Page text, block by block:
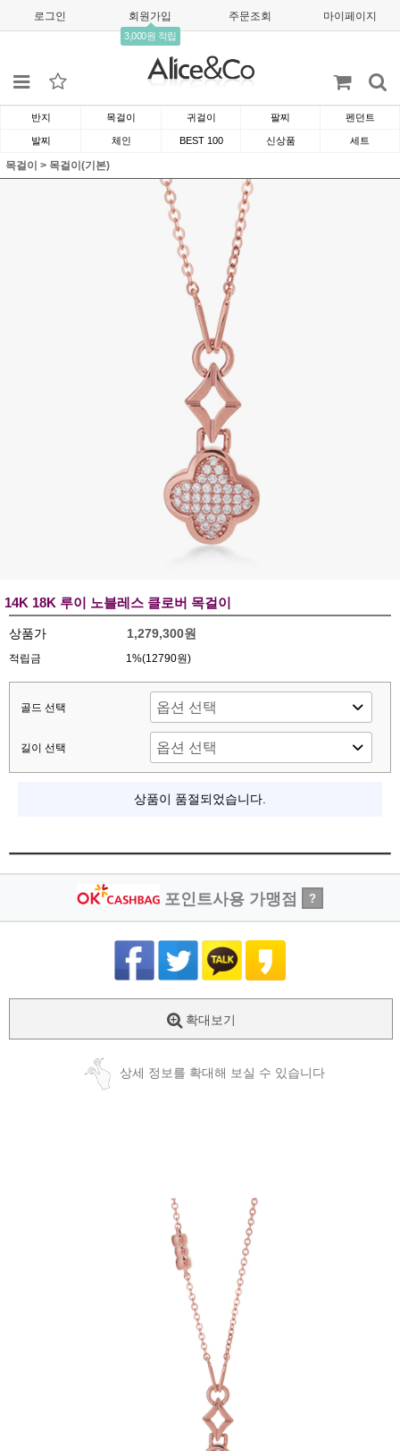
로그인 회원가입
3,000원 적립
주문조회 마이페이지
반지 목걸이 귀걸이 팔찌 펜던트
발찌 체인 BEST 100 신상품 세트
목걸이 > 목걸이(기본)
14K 18K 루이 노블레스 클로버 목걸이
상품가 1,279,300원
적립금 1%(12790원)
골드 선택
길이 선택
상품이 품절되었습니다.
포인트사용 가맹점 ?
확대보기
상세 정보를 확대해 보실 수 있습니다